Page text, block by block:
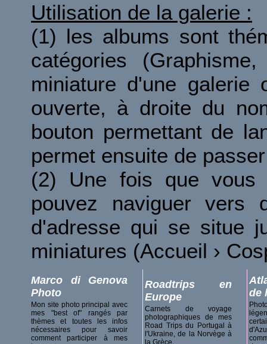
Utilisation de la galerie :
(1) les albums sont
catégories
miniature d'une galerie
ouverte, à droite du
bouton permettant de
permet ensuite de
(2) Une fois que vous
pouvez naviguer vers
d'adresse qui se situe
miniatures (Accueil ›
Marco di Genova
Photo
Mon site photo principal avec
mes "best of" rangés par
thèmes et toutes les infos
nécessaires pour savoir
comment participer à mes
Roadtrips en
Europe
Carnets de voyage
photographiques de mes
Road Trips du Portugal à
l'Ukraine, de la Norvège à
la Grèce.
de